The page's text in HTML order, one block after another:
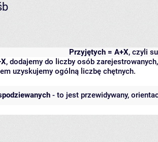
Przyjętych = A+X, czyli
, dodajemy do liczby osób
uzyskujemy ogólną liczbę chętnych.
- to jest przewidywany,